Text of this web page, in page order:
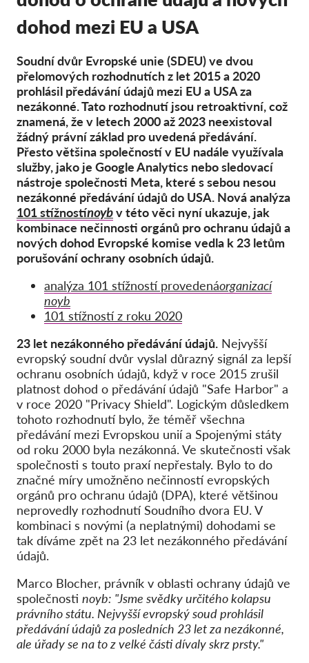
Hromadná žaloba
OnionShare
Kontakt
GDPRhub
dohod mezi EU a USA
Soudní dvůr Evropské unie (SDEU) ve dvou
přelomových rozhodnutích z let 2015 a 2020
prohlásil předávání údajů mezi EU a USA za
nezákonné. Tato rozhodnutí jsou retroaktivní, což
znamená, že v letech 2000 až 2023 neexistoval
žádný právní základ pro uvedená předávání.
Přesto většina společností v EU nadále využívala
služby, jako je Google Analytics nebo sledovací
nástroje společnosti Meta, které s sebou nesou
nezákonné předávání údajů do USA. Nová analýza
101 stížnostínoybv této věci nyní ukazuje, jak
kombinace nečinnosti orgánů pro ochranu údajů a
nových dohod Evropské komise vedla k 23 letům
porušování ochrany osobních údajů.
analýza 101 stížností provedenáorganizací
noyb
101 stížností z roku 2020
23 let nezákonného předávání údajů. Nejvyšší
evropský soudní dvůr vyslal důrazný signál za lepší
ochranu osobních údajů, když v roce 2015 zrušil
platnost dohod o předávání údajů "Safe Harbor" a
v roce 2020 "Privacy Shield". Logickým důsledkem
tohoto rozhodnutí bylo, že téměř všechna
předávání mezi Evropskou unií a Spojenými státy
od roku 2000 byla nezákonná. Ve skutečnosti však
společnosti s touto praxí nepřestaly. Bylo to do
značné míry umožněno nečinností evropských
orgánů pro ochranu údajů (DPA), které většinou
neprovedly rozhodnutí Soudního dvora EU. V
kombinaci s novými (a neplatnými) dohodami se
tak díváme zpět na 23 let nezákonného předávání
údajů.
Marco Blocher, právník v oblasti ochrany údajů ve
společnosti noyb: "Jsme svědky určitého kolapsu
právního státu. Nejvyšší evropský soud prohlásil
předávání údajů za posledních 23 let za nezákonné,
ale úřady se na to z velké části dívaly skrz prsty."